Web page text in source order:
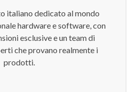
italiano dedicato al mondo
hardware e software, con
esclusive e un team di
che provano realmente i
prodotti.